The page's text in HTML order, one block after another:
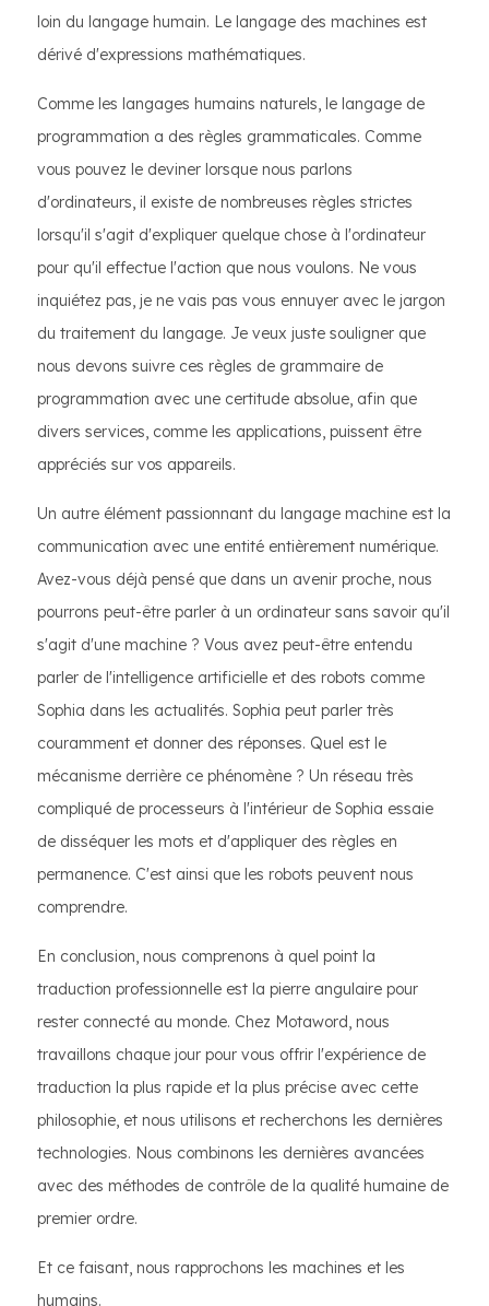
loin du langage humain. Le langage des machines est
dérivé d'expressions mathématiques.
Comme les langages humains naturels, le langage de
programmation a des règles grammaticales. Comme
vous pouvez le deviner lorsque nous parlons
d'ordinateurs, il existe de nombreuses règles strictes
lorsqu'il s'agit d'expliquer quelque chose à l'ordinateur
pour qu'il effectue l'action que nous voulons. Ne vous
inquiétez pas, je ne vais pas vous ennuyer avec le jargon
du traitement du langage. Je veux juste souligner que
nous devons suivre ces règles de grammaire de
programmation avec une certitude absolue, afin que
divers services, comme les applications, puissent être
appréciés sur vos appareils.
Un autre élément passionnant du langage machine est la
communication avec une entité entièrement numérique.
Avez-vous déjà pensé que dans un avenir proche, nous
pourrons peut-être parler à un ordinateur sans savoir qu'il
s'agit d'une machine ? Vous avez peut-être entendu
parler de l'intelligence artificielle et des robots comme
Sophia dans les actualités. Sophia peut parler très
couramment et donner des réponses. Quel est le
mécanisme derrière ce phénomène ? Un réseau très
compliqué de processeurs à l'intérieur de Sophia essaie
de disséquer les mots et d'appliquer des règles en
permanence. C'est ainsi que les robots peuvent nous
comprendre.
En conclusion, nous comprenons à quel point la
traduction professionnelle est la pierre angulaire pour
rester connecté au monde. Chez Motaword, nous
travaillons chaque jour pour vous offrir l'expérience de
traduction la plus rapide et la plus précise avec cette
philosophie, et nous utilisons et recherchons les dernières
technologies. Nous combinons les dernières avancées
avec des méthodes de contrôle de la qualité humaine de
premier ordre.
Et ce faisant, nous rapprochons les machines et les
humains.